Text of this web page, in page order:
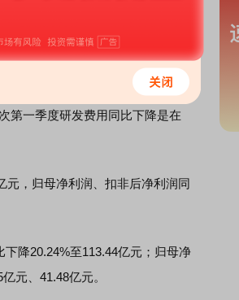
近期表示：“比亚迪二十余年投
一季度研发费用同比下降是在
，归母净利润、扣非后净利润同
降20.24%至113.44亿元；归母净
元、41.48亿元。